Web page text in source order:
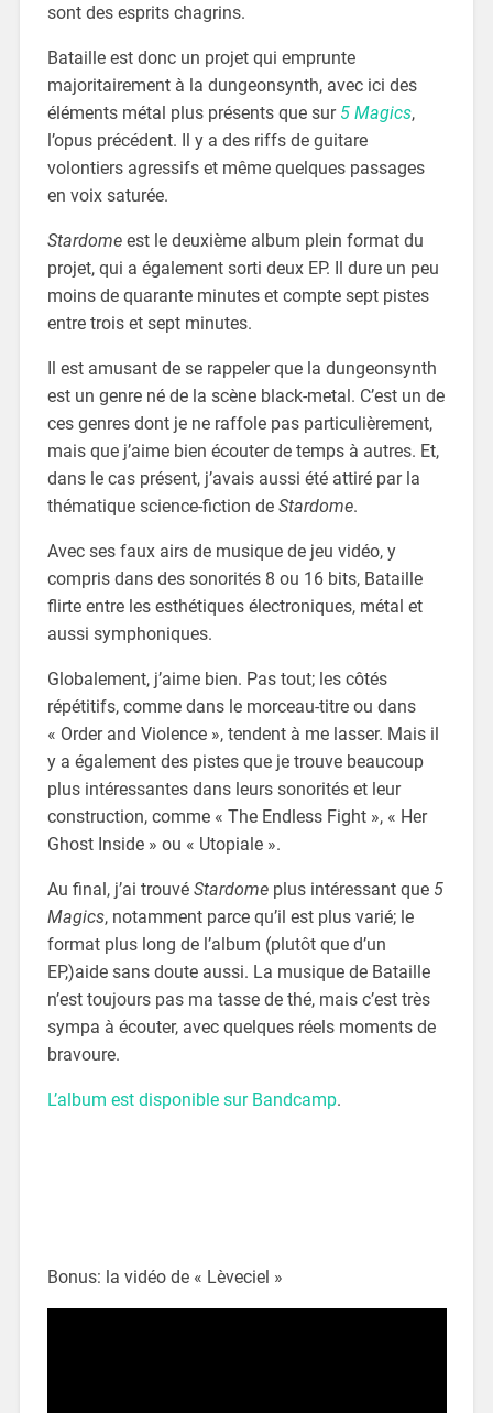
sont des esprits chagrins.
Bataille est donc un projet qui emprunte
majoritairement à la dungeonsynth, avec ici des
éléments métal plus présents que sur 5 Magics,
l’opus précédent. Il y a des riffs de guitare
volontiers agressifs et même quelques passages
en voix saturée.
Stardomeest le deuxième album plein format du
projet, qui a également sorti deux EP. Il dure un peu
moins de quarante minutes et compte sept pistes
entre trois et sept minutes.
Il est amusant de se rappeler que la dungeonsynth
est un genre né de la scène black-metal. C’est un de
ces genres dont je ne raffole pas particulièrement,
mais que j’aime bien écouter de temps à autres. Et,
dans le cas présent, j’avais aussi été attiré par la
thématique science-fiction de Stardome.
Avec ses faux airs de musique de jeu vidéo, y
compris dans des sonorités 8 ou 16 bits, Bataille
flirte entre les esthétiques électroniques, métal et
aussi symphoniques.
Globalement, j’aime bien. Pas tout; les côtés
répétitifs, comme dans le morceau-titre ou dans
« Order and Violence », tendent à me lasser. Mais il
y a également des pistes que je trouve beaucoup
plus intéressantes dans leurs sonorités et leur
construction, comme « The Endless Fight », « Her
Ghost Inside » ou « Utopiale ».
Au final, j’ai trouvé Stardomeplus intéressant que 5
Magics, notamment parce qu’il est plus varié; le
format plus long de l’album (plutôt que d’un
EP,)aide sans doute aussi. La musique de Bataille
n’est toujours pas ma tasse de thé, mais c’est très
sympa à écouter, avec quelques réels moments de
bravoure.
L’album est disponible sur Bandcamp.
Bonus: la vidéo de « Lèveciel »